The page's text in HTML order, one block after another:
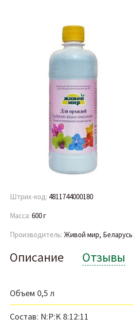
Штрих-код: 4811744000180
Масса: 600 г
Производитель: Живой мир, Беларусь
Описание Отзывы
Объем 0,5 л
Состав: N:P:K 8:12:11